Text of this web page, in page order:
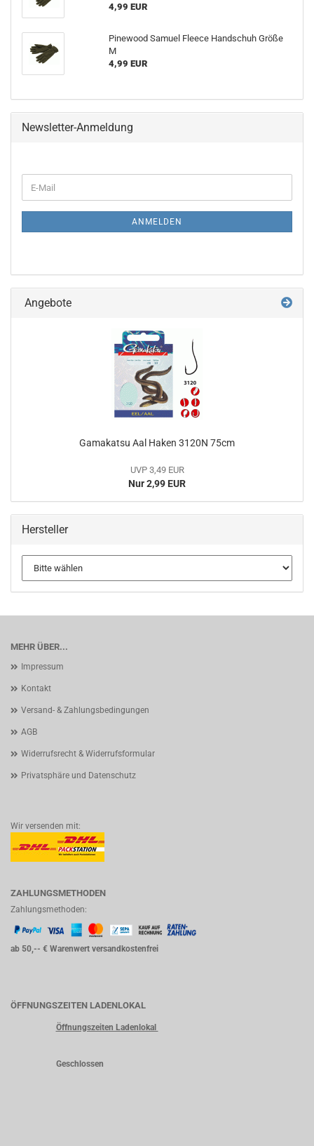
4,99 EUR
Pinewood Samuel Fleece Handschuh Größe
M
4,99 EUR
Newsletter-Anmeldung
ZUR
E-
Mail
ANMELDEN
Angebote
Gamakatsu Aal Haken 3120N 75cm
UVP 3,49 EUR
Nur 2,99 EUR
Hersteller
MEHR ÜBER...
Impressum
Kontakt
Versand- & Zahlungsbedingungen
AGB
Widerrufsrecht & Widerrufsformular
Privatsphäre und Datenschutz
Wir versenden mit:
ZAHLUNGSMETHODEN
Zahlungsmethoden:
ab 50,-- € Warenwert versandkostenfrei
ÖFFNUNGSZEITEN LADENLOKAL
Öffnungszeiten Ladenlokal
Geschlossen